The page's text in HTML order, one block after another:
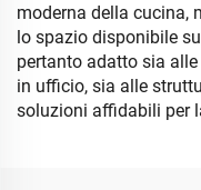
moderna della cucina,
lo spazio disponibile
pertanto adatto sia
in ufficio, sia alle
soluzioni affidabili per